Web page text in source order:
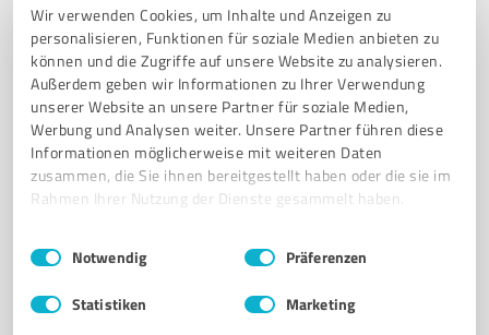
Wir verwenden Cookies, um Inhalte und Anzeigen zu
personalisieren, Funktionen für soziale Medien anbieten zu
können und die Zugriffe auf unsere Website zu analysieren.
Außerdem geben wir Informationen zu Ihrer Verwendung
unserer Website an unsere Partner für soziale Medien,
Werbung und Analysen weiter. Unsere Partner führen diese
Informationen möglicherweise mit weiteren Daten
zusammen, die Sie ihnen bereitgestellt haben oder die sie im
Rahmen Ihrer Nutzung der Dienste gesammelt haben.
Impressum Datenschutzbestimmungen
Einwilligungsauswahl
Notwendig Präferenzen
Statistiken Marketing
0,00 / 5,00
Nicht bewertet